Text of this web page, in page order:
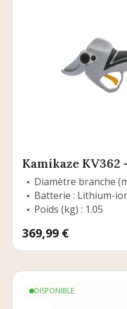
Kamikaze
Diamètre branche
Batterie : Lithium-
Poids (kg) : 1.05
Prix
369,99 €
DISPONIBLE